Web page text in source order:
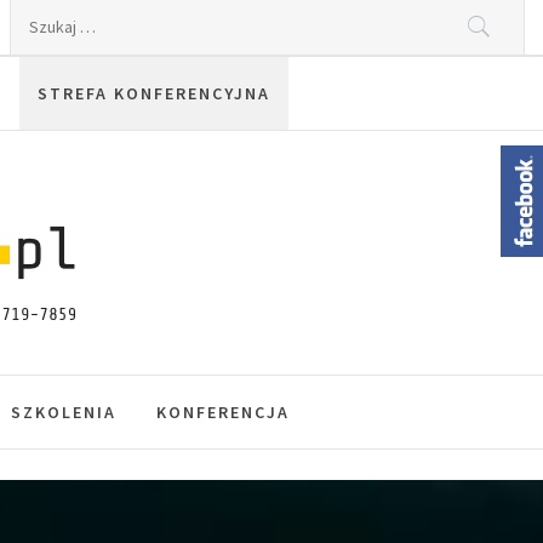
STREFA KONFERENCYJNA
SZKOLENIA KONFERENCJA